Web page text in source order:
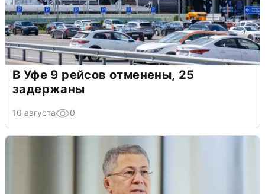
В Уфе 9 рейсов отменены, 25
задержаны
10 августа 0